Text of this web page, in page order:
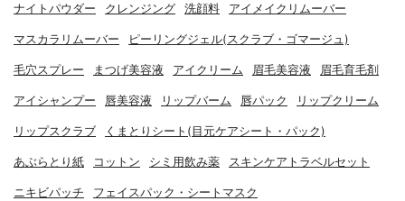
ナイトパウダー クレンジング 洗顔料 アイメイクリムーバー
マスカラリムーバー ピーリングジェル(スクラブ・ゴマージュ)
毛穴スプレー まつげ美容液 アイクリーム 眉毛美容液 眉毛育毛剤
アイシャンプー 唇美容液 リップバーム 唇パック リップクリーム
リップスクラブ くまとりシート(目元ケアシート・パック)
あぶらとり紙 コットン シミ用飲み薬 スキンケアトラベルセット
ニキビパッチ フェイスパック・シートマスク